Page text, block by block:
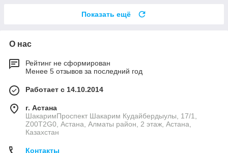
Показать ещё
О нас
Рейтинг не сформирован
Менее 5 отзывов за последний год
Работает с 14.10.2014
г. Астана
ШакаримПроспект Шакарим Кудайбердыулы, 17/1,
Z00T2G0, Астана, Алматы район, 2 этаж, Астана,
Казахстан
Контакты